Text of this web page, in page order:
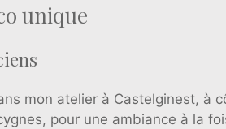
unique
mon atelier à Castelginest, à
pour une ambiance à la